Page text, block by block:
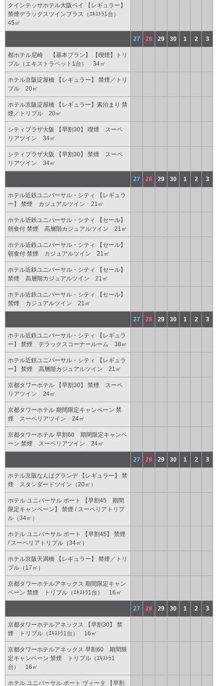
クインテッサホテル大阪ベイ 【レギュラー】
禁煙デラックスツインプラス（ｴｷｽﾄﾗ1台）
45㎡
27 28 29 30 1 2 3
都ホテル尼崎 【基本プラン】 【喫煙】トリ
プル（エキストラベット1台） 34㎡
ホテル京阪淀屋橋 【レギュラー】 禁煙／トリ
プル 20㎡
ホテル京阪淀屋橋 【レギュラー】素泊まり 禁
煙／トリプル 20㎡
シティプラザ大阪 【早割30】 喫煙 スーペ
リアツイン 34㎡
シティプラザ大阪 【早割30】 禁煙 スーペ
リアツイン 34㎡
27 28 29 30 1 2 3
ホテル近鉄ユニバーサル・シティ 【レギュラ
ー】 禁煙 カジュアルツイン 21㎡
ホテル近鉄ユニバーサル・シティ 【セール】
朝食付 禁煙 高層階カジュアルツイン 21㎡
ホテル近鉄ユニバーサル・シティ 【セール】
朝食付 禁煙 カジュアルツイン 21㎡
ホテル近鉄ユニバーサル・シティ 【セール】
禁煙 高層階カジュアルツイン 21㎡
ホテル近鉄ユニバーサル・シティ 【セール】
禁煙 カジュアルツイン 21㎡
27 28 29 30 1 2 3
ホテル近鉄ユニバーサル・シティ 【レギュラ
ー】 禁煙 デラックスコーナールーム 38㎡
ホテル近鉄ユニバーサル・シティ 【レギュラ
ー】 禁煙 高層階カジュアルツイン 21㎡
京都タワーホテル 【早割30】 禁煙 スーペ
リアツイン 24㎡
京都タワーホテル 期間限定キャンペーン 禁
煙 スーペリアツイン 24㎡
京都タワーホテル 早割60 期間限定キャンペ
ーン 禁煙 スーペリアツイン 24㎡
27 28 29 30 1 2 3
ホテル京阪なんばグランデ 【レギュラー】 禁
煙 スタンダードツイン（20㎡）
ホテル ユニバーサル ポート 【早割45 期間
限定キャンペーン】 禁煙 / スーペリアトリプ
ル（34㎡）
ホテル ユニバーサル ポート 【早割45】 禁煙
/ スーペリアトリプル（34㎡）
ホテル京阪天満橋 【レギュラー】 禁煙／トリ
プル（17㎡）
京都タワーホテルアネックス 期間限定キャン
ペーン 禁煙 トリプル（ｴｷｽﾄﾗ1台） 16㎡
27 28 29 30 1 2 3
京都タワーホテルアネックス 【早割30】 禁
煙 トリプル（ｴｷｽﾄﾗ1台） 16㎡
京都タワーホテルアネックス 早割60 期間限
定キャンペーン 禁煙 トリプル（ｴｷｽﾄﾗ1
台） 16㎡
ホテル ユニバーサル ポート ヴィータ 【早割